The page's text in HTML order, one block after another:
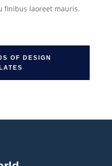
finibus laoreet mauris.
OF DESIGN